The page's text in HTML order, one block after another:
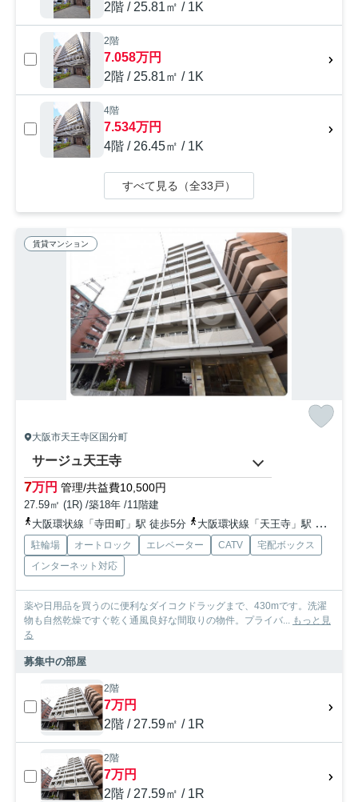
2階 / 25.81㎡ / 1K
2階
7.058万円
2階 / 25.81㎡ / 1K
4階
7.534万円
4階 / 26.45㎡ / 1K
すべて見る（全33戸）
賃貸マンション
大阪市天王寺区国分町
サージュ天王寺
7万円 管理/共益費10,500円
27.59㎡ (1R) /築18年 /11階建
大阪環状線「寺田町」駅 徒歩5分
大阪環状線「天王寺」駅 徒歩15分
駐輪場 オートロック エレベーター CATV
宅配ボックス
インターネット対応
薬や日用品を買うのに便利なダイコクドラッグまで、430mです。洗濯
物も自然乾燥ですぐ乾く通風良好な間取りの物件。プライバ... もっと見
る
募集中の部屋
2階
7万円
2階 / 27.59㎡ / 1R
2階
7万円
2階 / 27.59㎡ / 1R